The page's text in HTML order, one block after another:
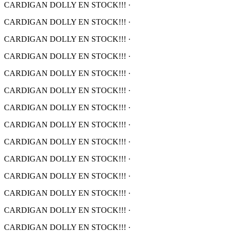
CARDIGAN DOLLY EN STOCK!!! ·
CARDIGAN DOLLY EN STOCK!!! ·
CARDIGAN DOLLY EN STOCK!!! ·
CARDIGAN DOLLY EN STOCK!!! ·
CARDIGAN DOLLY EN STOCK!!! ·
CARDIGAN DOLLY EN STOCK!!! ·
CARDIGAN DOLLY EN STOCK!!! ·
CARDIGAN DOLLY EN STOCK!!! ·
CARDIGAN DOLLY EN STOCK!!! ·
CARDIGAN DOLLY EN STOCK!!! ·
CARDIGAN DOLLY EN STOCK!!! ·
CARDIGAN DOLLY EN STOCK!!! ·
CARDIGAN DOLLY EN STOCK!!! ·
CARDIGAN DOLLY EN STOCK!!! ·